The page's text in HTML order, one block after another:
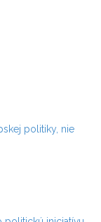
politiky, nie